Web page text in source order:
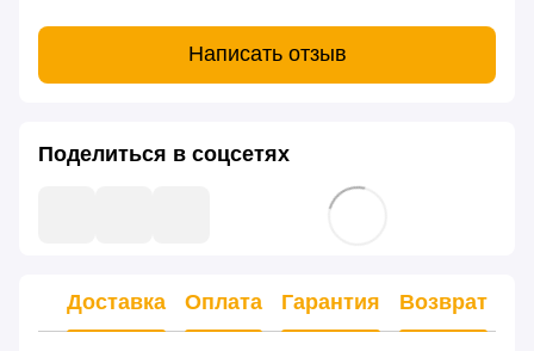
Написать отзыв
Поделиться в соцсетях
Доставка Оплата Гарантия Возврат